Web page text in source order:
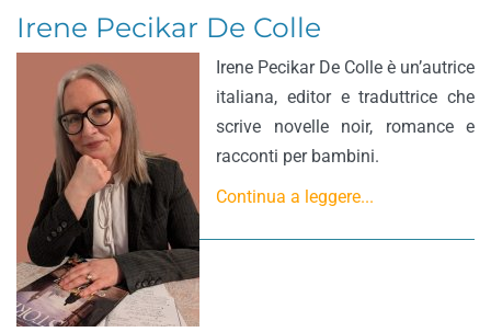
Irene Pecikar De Colle
Irene Pecikar De Colle è un’autrice
italiana, editor e traduttrice che
scrive novelle noir, romance e
racconti per bambini.
Continua a leggere...